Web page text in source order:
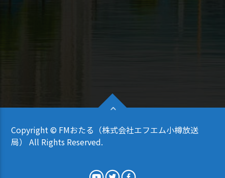
Copyright © FMおたる（株式会社エフエム小樽放送
局） All Rights Reserved.